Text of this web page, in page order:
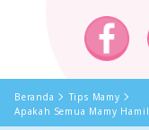
Beranda
Tips Mamy
Apakah Semua Mamy